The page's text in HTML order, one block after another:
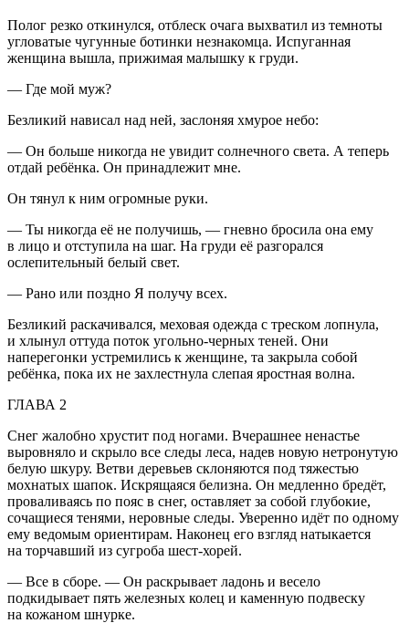
Полог резко откинулся, отблеск очага выхватил из темноты
угловатые чугунные ботинки незнакомца. Испуганная
женщина вышла, прижимая малышку к груди.
— Где мой муж?
Безликий нависал над ней, заслоняя хмурое небо:
— Он больше никогда не увидит солнечного света. А теперь
отдай ребёнка. Он принадлежит мне.
Он тянул к ним огромные руки.
— Ты никогда её не получишь, — гневно бросила она ему
в лицо и отступила на шаг. На груди её разгорался
ослепительный белый свет.
— Рано или поздно Я получу всех.
Безликий раскачивался, меховая одежда с треском лопнула,
и хлынул оттуда поток угольно-черных теней. Они
наперегонки устремились к женщине, та закрыла собой
ребёнка, пока их не захлестнула слепая яростная волна.
ГЛАВА 2
Снег жалобно хрустит под ногами. Вчерашнее ненастье
выровняло и скрыло все следы леса, надев новую нетронутую
белую шкуру. Ветви деревьев склоняются под тяжестью
мохнатых шапок. Искрящаяся белизна. Он медленно бредёт,
проваливаясь по пояс в снег, оставляет за собой глубокие,
сочащиеся тенями, неровные следы. Уверенно идёт по одному
ему ведомым ориентирам. Наконец его взгляд натыкается
на торчавший из сугроба шест-хорей.
— Все в сборе. — Он раскрывает ладонь и весело
подкидывает пять железных колец и каменную подвеску
на кожаном шнурке.